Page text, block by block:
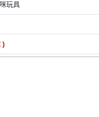
玩具
)